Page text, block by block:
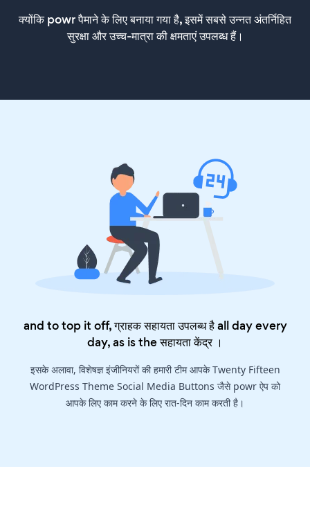
क्योंकि powr पैमाने के लिए बनाया गया है, इसमें सबसे उन्नत अंतर्निहित
सुरक्षा और उच्च-मात्रा की क्षमताएं उपलब्ध हैं।
and to top it off, ग्राहक सहायता उपलब्ध है all day every
day, as is theसहायता केंद्र।
इसके अलावा, विशेषज्ञ इंजीनियरों की हमारी टीम आपके Twenty Fifteen
WordPress Theme Social Media Buttons जैसे powr ऐप को
आपके लिए काम करने के लिए रात-दिन काम करती है।